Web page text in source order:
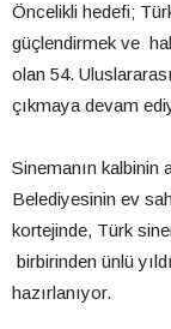
Öncelikli hedefi;
güçlendirmek ve
olan 54.
çıkmaya devam
Sinemanın kalbinin
Belediyesinin ev
kortejinde, Türk
birbirinden ünlü
hazırlanıyor.